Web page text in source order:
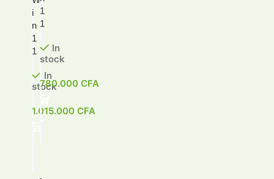
i
n
1
1
In
stock
1.015.000 CFA
1
1
In
stock
780.000 CFA